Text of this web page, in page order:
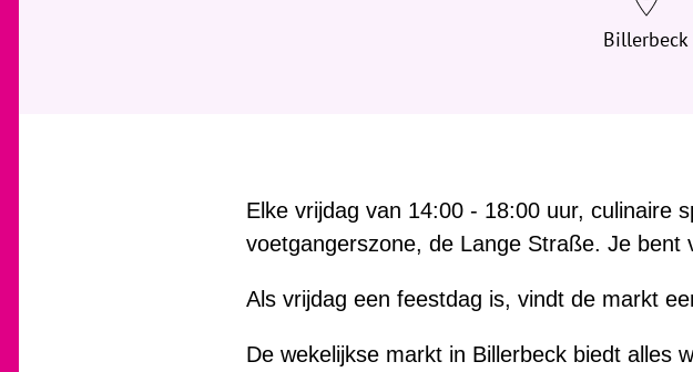
Billerbeck
Elke vrijdag van 14:00 - 18:00 uur, culinaire
voetgangerszone, de Lange Straße. Je
Als vrijdag een feestdag is, vindt de markt
De wekelijkse markt in Billerbeck biedt alles